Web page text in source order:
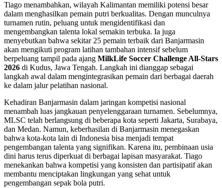
Tiago menambahkan, wilayah Kalimantan memiliki potensi besar
dalam menghasilkan pemain putri berkualitas. Dengan munculnya
turnamen rutin, peluang untuk mengidentifikasi dan
mengembangkan talenta lokal semakin terbuka. Ia juga
menyebutkan bahwa sekitar 25 pemain terbaik dari Banjarmasin
akan mengikuti program latihan tambahan intensif sebelum
berpeluang tampil pada ajang MilkLife Soccer Challenge All-Stars
2026 di Kudus, Jawa Tengah. Langkah ini dianggap sebagai
langkah awal dalam mengintegrasikan pemain dari berbagai daerah
ke dalam jalur pelatihan nasional.
Kehadiran Banjarmasin dalam jaringan kompetisi nasional
menambah luas jangkauan penyelenggaraan turnamen. Sebelumnya,
MLSC telah berlangsung di beberapa kota seperti Jakarta, Surabaya,
dan Medan. Namun, keberhasilan di Banjarmasin menegaskan
bahwa kota-kota lain di Indonesia bisa menjadi tempat
pengembangan talenta yang signifikan. Karena itu, pembinaan usia
dini harus terus diperkuat di berbagai lapisan masyarakat. Tiago
menekankan bahwa kompetisi yang konsisten dan partisipatif akan
membantu menciptakan lingkungan yang sehat untuk
pengembangan sepak bola putri.